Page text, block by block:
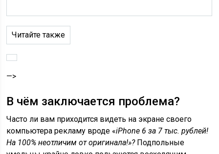
Читайте также
—>
В чём заключается проблема?
Часто ли вам приходится видеть на экране своего
компьютера рекламу вроде «iPhone 6 за 7 тыс. рублей!
На 100% неотличим от оригинала!»? Подпольные